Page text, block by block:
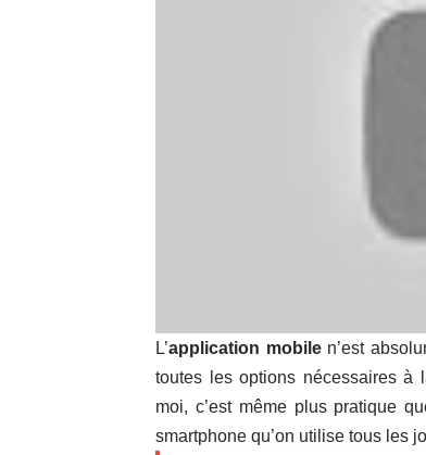
L’application mobilen’est
toutes les options nécessaires à
moi, c’est même plus pratique
smartphone qu’on utilise tous les